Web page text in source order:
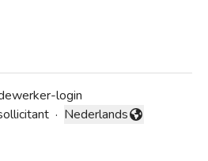
login
· Taal wijzigen
Nederlands